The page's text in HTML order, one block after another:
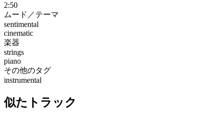
2:50
ムード／テーマ
sentimental
cinematic
楽器
strings
piano
その他のタグ
instrumental
似たトラック